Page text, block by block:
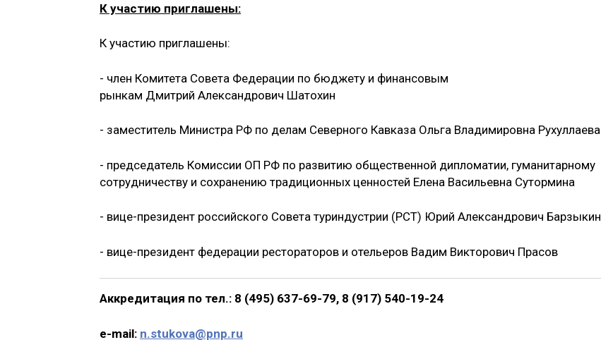
К участию приглашены:
К участию приглашены:
- член Комитета Совета Федерации по бюджету и финансовым
рынкам Дмитрий Александрович Шатохин
- заместитель Министра РФ по делам Северного Кавказа Ольга Владимировна Рухуллаева
- председатель Комиссии ОП РФ по развитию общественной дипломатии, гуманитарному
сотрудничеству и сохранению традиционных ценностей Елена Васильевна Сутормина
- вице-президент российского Совета туриндустрии (РСТ) Юрий Александрович Барзыкин
- вице-президент федерации рестораторов и отельеров Вадим Викторович Прасов
Аккредитация по тел.: 8 (495) 637-69-79, 8 (917) 540-19-24
e-mail: n.stukova@pnp.ru